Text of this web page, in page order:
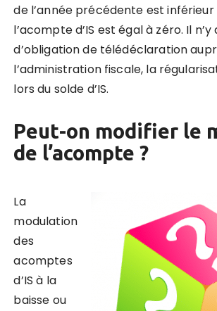
de l’année précédente est
l’acompte d’IS est égal à zéro. Il
d’obligation de télédéclaration
l’administration fiscale, la
lors du solde d’IS.
Peut-on modifier le
de l’acompte ?
La
modulation
des
acomptes
d’IS à la
baisse ou